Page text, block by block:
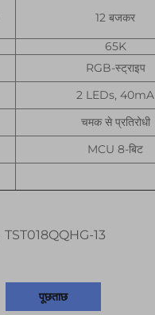
12 बजकर
65K
RGB-स्ट्राइप
2 LEDs, 40mA
चमक से प्रतिरोधी
MCU 8-बिट
TST018QQHG-13
पूछताछ